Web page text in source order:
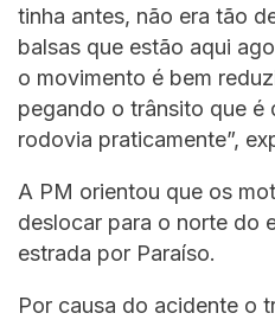
tinha antes, não era tão
balsas que estão aqui
o movimento é bem
pegando o trânsito que é
rodovia praticamente”,
A PM orientou que os
deslocar para o norte do
estrada por Paraíso.
Por causa do acidente o